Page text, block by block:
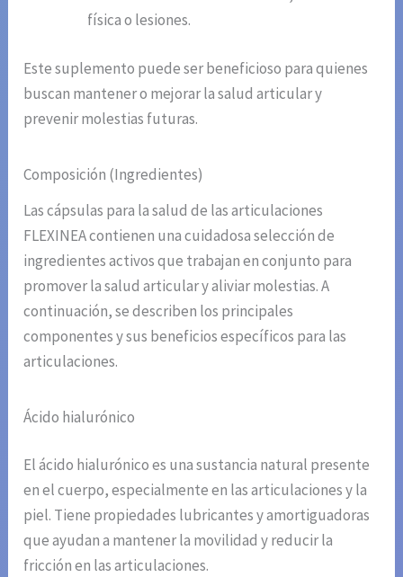
física o lesiones.
Este suplemento puede ser beneficioso para quienes
buscan mantener o mejorar la salud articular y
prevenir molestias futuras.
Composición (Ingredientes)
Las cápsulas para la salud de las articulaciones
FLEXINEA contienen una cuidadosa selección de
ingredientes activos que trabajan en conjunto para
promover la salud articular y aliviar molestias. A
continuación, se describen los principales
componentes y sus beneficios específicos para las
articulaciones.
Ácido hialurónico
El ácido hialurónico es una sustancia natural presente
en el cuerpo, especialmente en las articulaciones y la
piel. Tiene propiedades lubricantes y amortiguadoras
que ayudan a mantener la movilidad y reducir la
fricción en las articulaciones.